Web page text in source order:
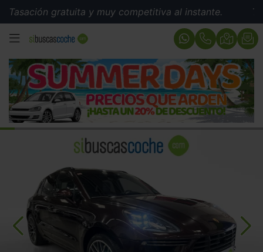
gratuita y muy competitiva al instante. Tasación
MENÚ